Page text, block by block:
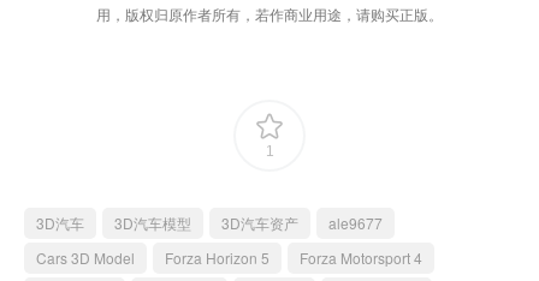
用，版权归原作者所有，若作商业用途，请购买正版。
1
3D汽车 3D汽车模型 3D汽车资产
ale9677
Cars 3D Model
Forza Horizon 5
Forza Motorsport 4